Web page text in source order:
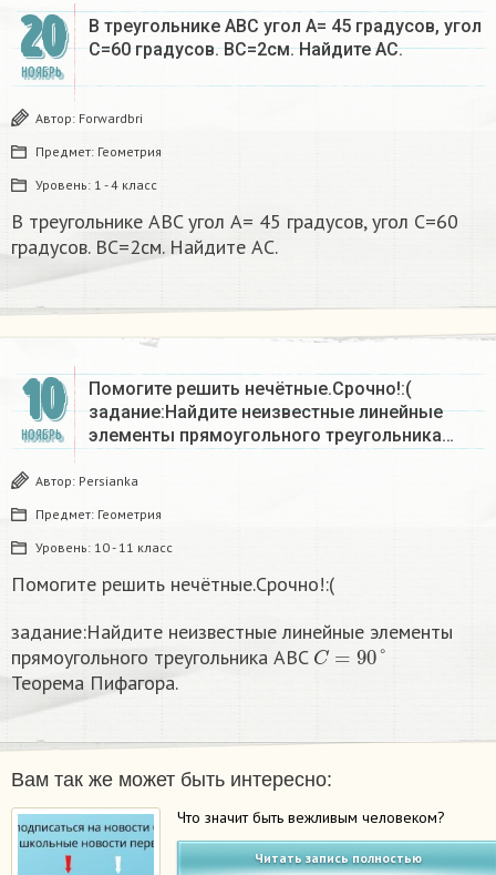
20
НОЯБРЬ
В треугольнике ABC угол A= 45 градусов, угол
C=60 градусов. BC=2см. Найдите AC.
Автор: Forwardbri
Предмет: Геометрия
Уровень: 1 - 4 класс
В треугольнике ABC угол A= 45 градусов, угол C=60
градусов. BC=2см. Найдите AC.
10
НОЯБРЬ
Помогите решить нечётные.Срочно!:(
задание:Найдите неизвестные линейные
элементы прямоугольного треугольника…
Автор: Persianka
Предмет: Геометрия
Уровень: 10 - 11 класс
Помогите решить нечётные.Срочно!:(
задание:Найдите неизвестные линейные элементы
прямоугольного треугольника ABCC=90°
Теорема Пифагора.​
Вам так же может быть интересно:
Что значит быть вежливым человеком?
Читать запись полностью